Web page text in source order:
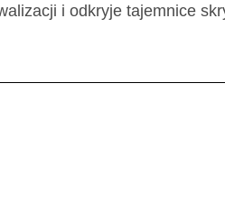
i odkryje tajemnice